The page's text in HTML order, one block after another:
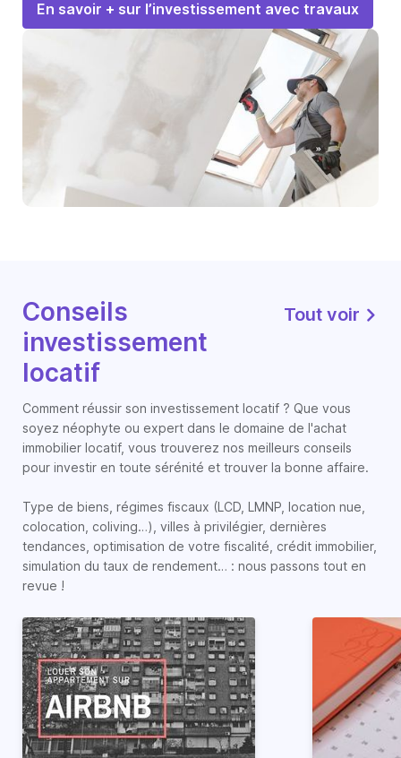
En savoir + sur l’investissement avec travaux
Conseils
investissement
locatif
Tout voir
Comment réussir son investissement locatif ? Que vous
soyez néophyte ou expert dans le domaine de l'achat
immobilier locatif, vous trouverez nos meilleurs conseils
pour investir en toute sérénité et trouver la bonne affaire.
Type de biens, régimes fiscaux (LCD, LMNP, location nue,
colocation, coliving…), villes à privilégier, dernières
tendances, optimisation de votre fiscalité, crédit immobilier,
simulation du taux de rendement… : nous passons tout en
revue !